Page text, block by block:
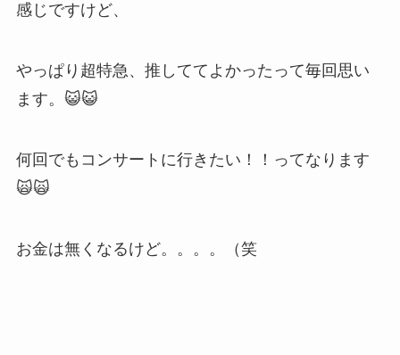
感じですけど、
やっぱり超特急、推しててよかったって毎回思い
ます。😺😺
何回でもコンサートに行きたい！！ってなります
🙀🙀
お金は無くなるけど。。。。（笑